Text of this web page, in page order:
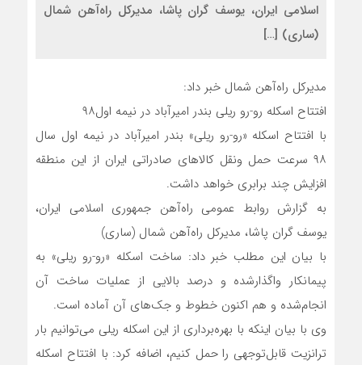
اسلامی ایران، یوسف گران پاشا، مدیرکل راه‌آهن شمال
(ساری) […]
مدیرکل راه‌آهن شمال خبر داد:
افتتاح اسکله رو-رو ریلی بندر امیرآباد در نیمه اول۹۸
با افتتاح اسکله «رو-رو ریلی» بندر امیرآباد در نیمه اول سال
۹۸ سرعت حمل ونقل کالاهای صادراتی ایران از این منطقه
افزایش چند برابری خواهد داشت.
به گزارش روابط عمومی راه‌آهن جمهوری اسلامی ایران،
یوسف گران پاشا، مدیرکل راه‌آهن شمال (ساری)
با بیان این مطلب خبر داد: ساخت اسکله «رو-رو ریلی» به
پیمانکار واگذارشده و درصد بالایی از عملیات ساخت آن
انجام‌شده و هم اکنون خطوط و جک‌های آن آماده است.
وی با بیان اینکه با بهره‌برداری از این اسکله ریلی می‌توانیم بار
ترانزیت قابل‌توجهی را حمل کنیم، اضافه کرد: با افتتاح اسکله